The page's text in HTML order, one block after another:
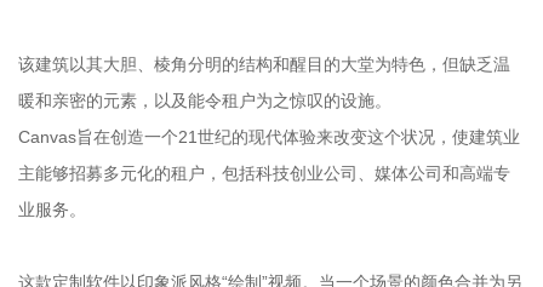
该建筑以其大胆、棱角分明的结构和醒目的大堂为特色，但缺乏温
暖和亲密的元素，以及能令租户为之惊叹的设施。
Canvas旨在创造一个21世纪的现代体验来改变这个状况，使建筑业
主能够招募多元化的租户，包括科技创业公司、媒体公司和高端专
业服务。
这款定制软件以印象派风格“绘制”视频。当一个场景的颜色合并为另